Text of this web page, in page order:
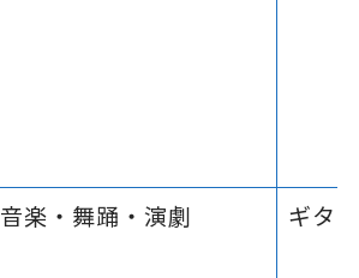
音楽・舞踊・演劇 ギタ